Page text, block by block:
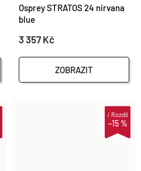
Osprey STRATOS 24 nirvana
blue
3 357 Kč
ZOBRAZIT
–15 %
iRozdíl